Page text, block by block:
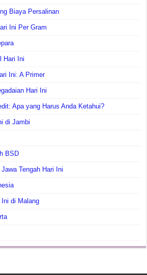
Biaya Persalinan
Ini Per Gram
Hari Ini
Ini: A Primer
Hari Ini
Apa yang Harus Anda Ketahui?
di Jambi
BSD
Tengah Hari Ini
Ini di Malang